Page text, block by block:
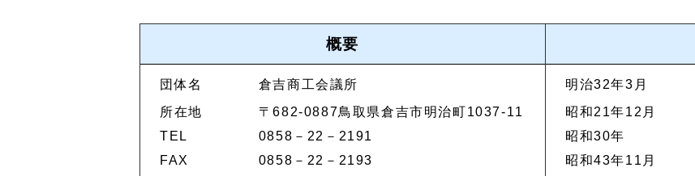
概要
団体名
倉吉商工会議所
所在地
〒682-0887鳥取県倉吉市明治町1037-11
TEL
0858－22－2191
FAX
0858－22－2193
明治32年3月
昭和21年12月
昭和30年
昭和43年11月